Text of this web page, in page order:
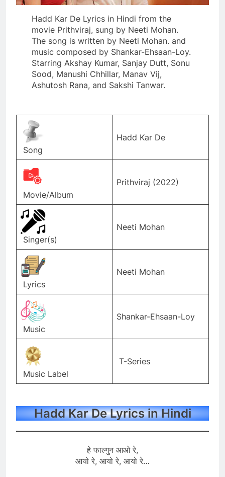
Hadd Kar De Lyrics in Hindi from the
movie Prithviraj, sung by Neeti Mohan.
The song is written by Neeti Mohan. and
music composed by Shankar-Ehsaan-Loy.
Starring Akshay Kumar, Sanjay Dutt, Sonu
Sood, Manushi Chhillar, Manav Vij,
Ashutosh Rana, and Sakshi Tanwar.
Song
Hadd Kar De
Movie/Album
Prithviraj (2022)
Singer(s)
Neeti Mohan
Lyrics
Neeti Mohan
Music
Shankar-Ehsaan-Loy
Music Label
T-Series
Hadd Kar De Lyrics in Hindi
हे फाल्गुन आओ रे,
आयो रे, आयो रे, आयो रे…